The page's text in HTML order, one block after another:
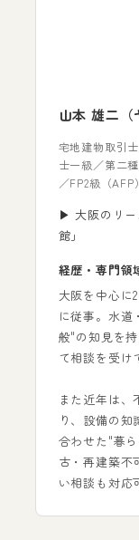
山本 雄二（
宅地建物取引
士一級／第二
／FP2級（AFP
▶ 大阪のリー
館」
経歴・専門領
大阪を中心に
に従事。水道
般"の知見を
て相談を受け
また近年は
り、設備の
合わせた"暮
古・再建築不
い相談も対応